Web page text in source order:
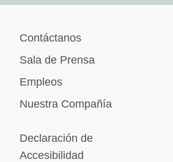
Contáctanos
Sala de Prensa
Empleos
Nuestra Compañía
Declaración de
Accesibilidad